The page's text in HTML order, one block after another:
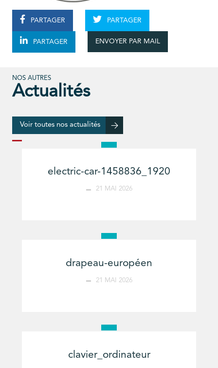
PARTAGER PARTAGER
PARTAGER ENVOYER PAR MAIL
NOS AUTRES
Actualités
Voir toutes nos actualités
electric-car-1458836_1920
21 MAI 2026
drapeau-européen
21 MAI 2026
clavier_ordinateur